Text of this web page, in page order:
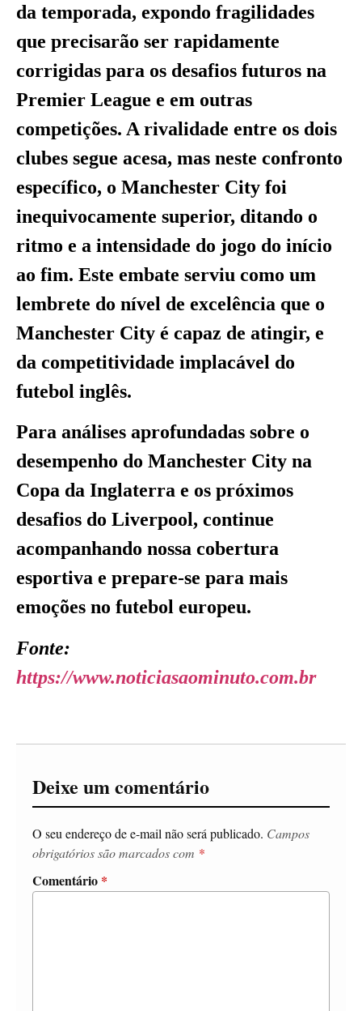
da temporada, expondo fragilidades
que precisarão ser rapidamente
corrigidas para os desafios futuros na
Premier League e em outras
competições. A rivalidade entre os dois
clubes segue acesa, mas neste confronto
específico, o Manchester City foi
inequivocamente superior, ditando o
ritmo e a intensidade do jogo do início
ao fim. Este embate serviu como um
lembrete do nível de excelência que o
Manchester City é capaz de atingir, e
da competitividade implacável do
futebol inglês.
Para análises aprofundadas sobre o
desempenho do Manchester City na
Copa da Inglaterra e os próximos
desafios do Liverpool, continue
acompanhando nossa cobertura
esportiva e prepare-se para mais
emoções no futebol europeu.
Fonte:
https://www.noticiasaominuto.com.br
Deixe um comentário
O seu endereço de e-mail não será publicado. Campos
obrigatórios são marcados com *
Comentário *